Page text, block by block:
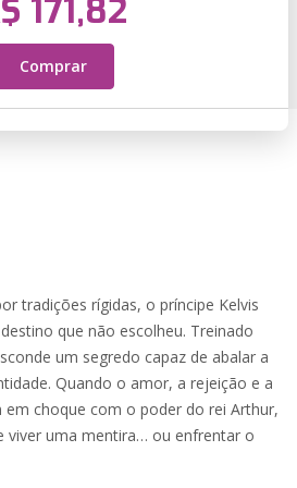
171,82
Comprar
tradições rígidas, o príncipe Kelvis
que não escolheu. Treinado
um segredo capaz de abalar a
Quando o amor, a rejeição e a
em choque com o poder do rei Arthur,
viver uma mentira… ou enfrentar o